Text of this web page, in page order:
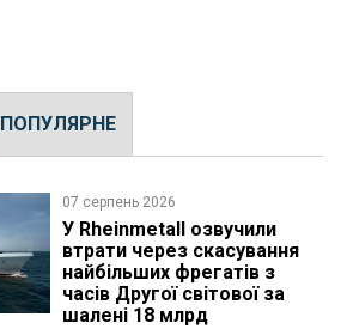
ПОПУЛЯРНЕ
07 серпень 2026
У Rheinmetall озвучили
втрати через скасування
найбільших фрегатів з
часів Другої світової за
шалені 18 млрд